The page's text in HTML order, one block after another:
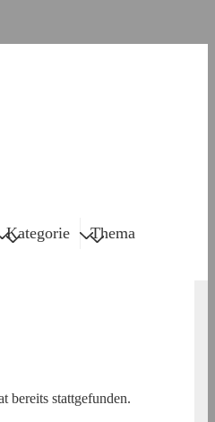
Kategorie
Thema
bereits stattgefunden.